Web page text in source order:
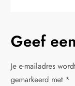
i
e
Geef
Je e-mailadres
gemarkeerd met *